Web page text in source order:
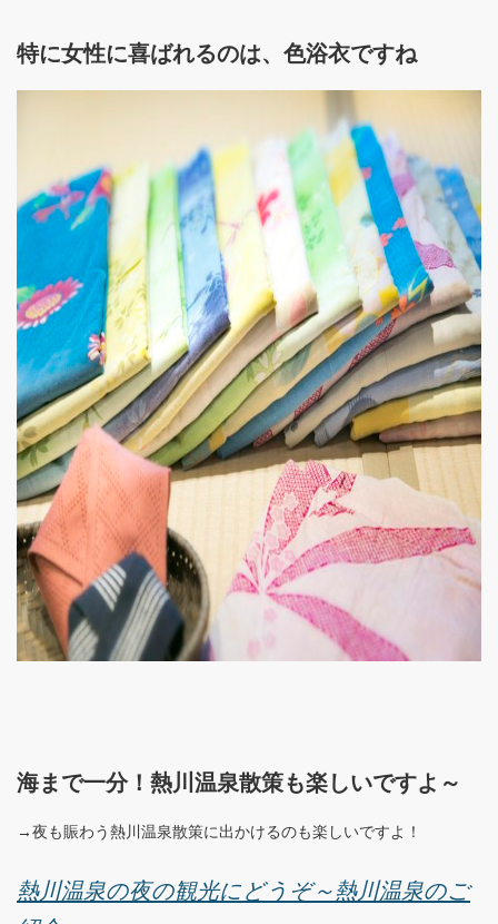
特に女性に喜ばれるのは、色浴衣ですね
海まで一分！熱川温泉散策も楽しいですよ～
→夜も賑わう熱川温泉散策に出かけるのも楽しいですよ！
熱川温泉の夜の観光にどうぞ～熱川温泉のご